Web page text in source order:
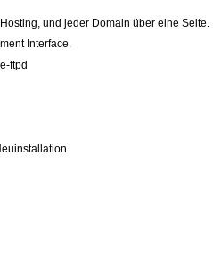
und jeder Domain über eine Seite.
Interface.
ftpd